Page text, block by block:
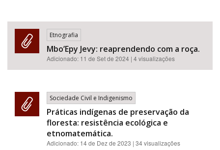
Etnografia
Mbo’Epy Jevy: reaprendendo com a roça.
Adicionado: 11 de Set de 2024 | 4 visualizações
Sociedade Civil e Indigenismo
Práticas indígenas de preservação da
floresta: resistência ecológica e
etnomatemática.
Adicionado: 14 de Dez de 2023 | 34 visualizações